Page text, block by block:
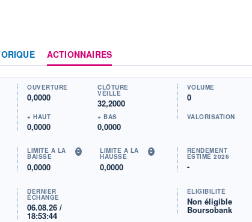
ACTIONNAIRES
OUVERTURE
0,0000
CLÔTURE
VEILLE
32,2000
+ HAUT
0,0000
+ BAS
0,0000
VOLUME
0
VALORISATION
LIMITE À LA
BAISSE
0,0000
LIMITE À LA
HAUSSE
0,0000
RENDEMENT
ESTIMÉ 2026
-
DERNIER
ÉCHANGE
06.08.26 /
18:53:44
ÉLIGIBILITÉ
Non éligible
Boursobank